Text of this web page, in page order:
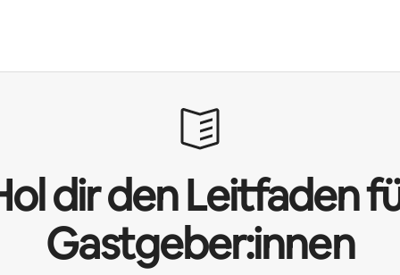
dir den Leitfaden
Gastgeber:innen